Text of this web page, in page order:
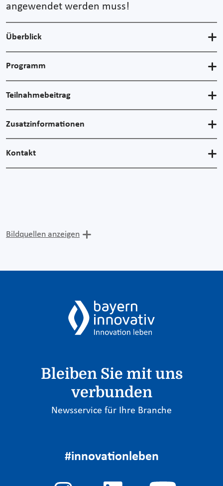
angewendet werden muss!
Überblick
Programm
Teilnahmebeitrag
Zusatzinformationen
Kontakt
Bildquellen anzeigen
Bleiben Sie mit uns
verbunden
Newsservice für Ihre Branche
#innovationleben